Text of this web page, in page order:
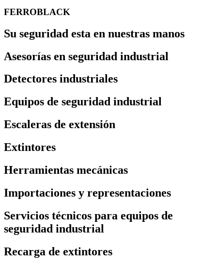
FERROBLACK
Su seguridad esta en nuestras manos
Asesorías en seguridad industrial
Detectores industriales
Equipos de seguridad industrial
Escaleras de extensión
Extintores
Herramientas mecánicas
Importaciones y representaciones
Servicios técnicos para equipos de
seguridad industrial
Recarga de extintores